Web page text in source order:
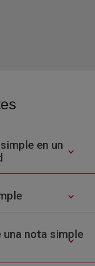
en un
una nota simple